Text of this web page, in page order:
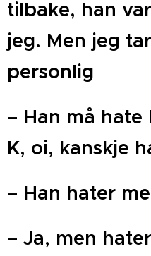
tilbake, han
jeg. Men jeg
personlig
– Han må
K, oi, kanskje
– Han hater
– Ja, men